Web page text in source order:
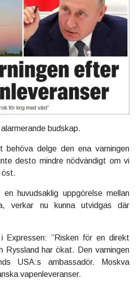
budskap.
delge den ena varningen
desto mindre nödvändigt om vi
öst.
huvudsaklig uppgörelse mellan
verkar nu kunna utvidgas där
Expressen: ”Risken för en direkt
Ryssland har ökat. Den varningen
USA:s ambassadör. Moskva
vapenleveranser.